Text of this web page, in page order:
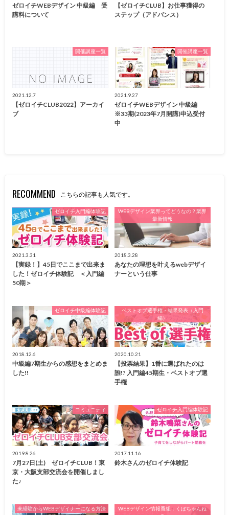
ゼロイチWEBデザイン 中級編 受
講料について
【ゼロイチCLUB】お仕事獲得の
ステップ（アドバンス）
開催講座一覧
2021.12.7
【ゼロイチCLUB2022】アーカイ
ブ
開催講座一覧
2021.9.27
ゼロイチWEBデザイン 中級編
※33期(2023年7月開講)申込受付
中
RECOMMEND こちらの記事も人気です。
ゼロイチ入門編体験記
2021.3.31
【実録！】45日でここまで出来ま
した！ゼロイチ体験記 ＜入門編
50期＞
WEBデザイン業界ってどうなの？業界
最新情報
2018.3.28
あなたの理想を叶えるwebデザイ
ナーという仕事
ゼロイチ中級編体験記
2018.12.6
中級編7期生からの感想をまとめま
した!!
ベストオブ選手権・結果発表（入門
編）
2020.10.21
【投票結果】1番に選ばれたのは
誰!? 入門編45期生・ベストオブ選
手権
コミュニティ
2019.8.26
7月27日(土) ゼロイチCLUB！東
京・大阪支部交流会を開催しまし
た♪
ゼロイチ入門編体験記
2017.11.16
鈴木さんのゼロイチ体験記
未経験からWEBデザイナーになる方法
WEBデザイン情報番組：くぼちゃんね